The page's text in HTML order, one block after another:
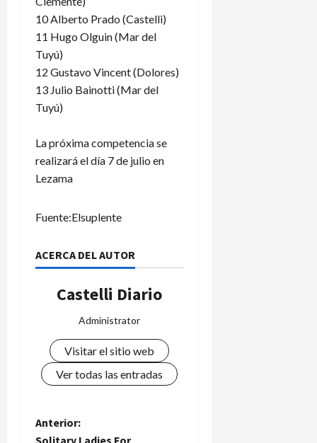
10 Alberto Prado (Castelli)
11 Hugo Olguin (Mar del
Tuyú)
12 Gustavo Vincent (Dolores)
13 Julio Bainotti (Mar del
Tuyú)
La próxima competencia se
realizará el día 7 de julio en
Lezama
Fuente:Elsuplente
ACERCA DEL AUTOR
Castelli Diario
Administrator
Visitar el sitio web
Ver todas las entradas
N
Anterior:
Solitary Ladies For